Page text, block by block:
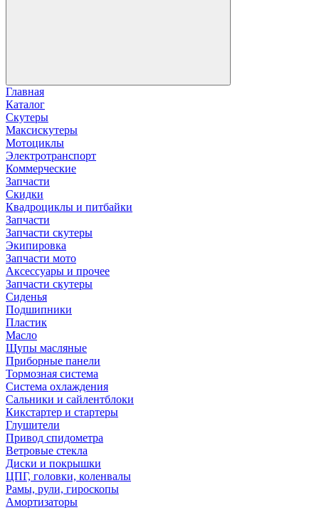
Главная
Каталог
Скутеры
Максискутеры
Мотоциклы
Электротранспорт
Коммерческие
Запчасти
Скидки
Квадроциклы и питбайки
Запчасти
Запчасти скутеры
Экипировка
Запчасти мото
Аксессуары и прочее
Запчасти скутеры
Сиденья
Подшипники
Пластик
Масло
Щупы масляные
Приборные панели
Тормозная система
Система охлаждения
Сальники и сайлентблоки
Кикстартер и стартеры
Глушители
Привод спидометра
Ветровые стекла
Диски и покрышки
ЦПГ, головки, коленвалы
Рамы, рули, гироскопы
Амортизаторы